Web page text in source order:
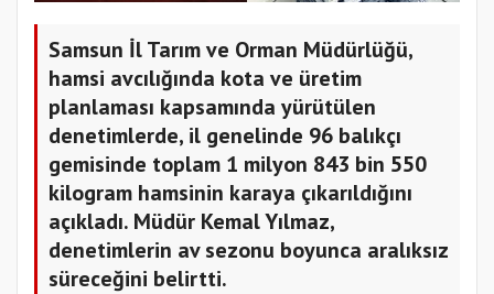
Samsun İl Tarım ve Orman Müdürlüğü,
hamsi avcılığında kota ve üretim
planlaması kapsamında yürütülen
denetimlerde, il genelinde 96 balıkçı
gemisinde toplam 1 milyon 843 bin 550
kilogram hamsinin karaya çıkarıldığını
açıkladı. Müdür Kemal Yılmaz,
denetimlerin av sezonu boyunca aralıksız
süreceğini belirtti.